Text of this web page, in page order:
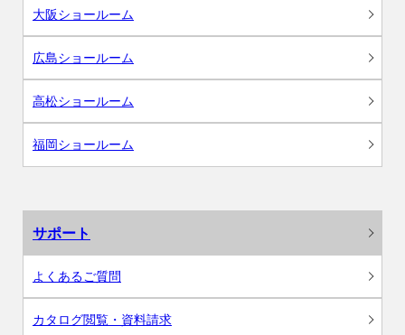
大阪ショールーム
広島ショールーム
高松ショールーム
福岡ショールーム
サポート
よくあるご質問
カタログ閲覧・資料請求